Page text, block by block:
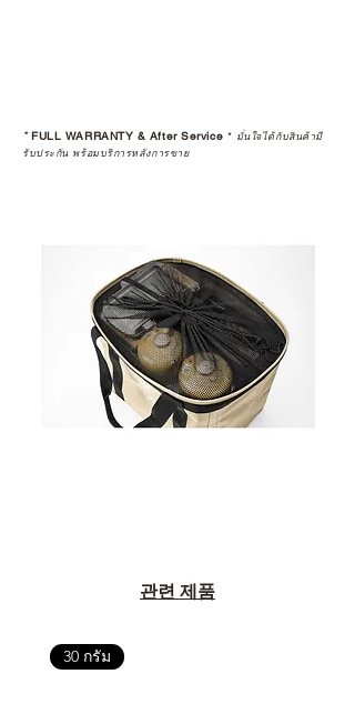
*FULL WARRANTY & After Service * มั่นใจได้กับสินค้ามี
รับประกัน พร้อมบริการหลังการขาย
관련 제품
30 กรัม